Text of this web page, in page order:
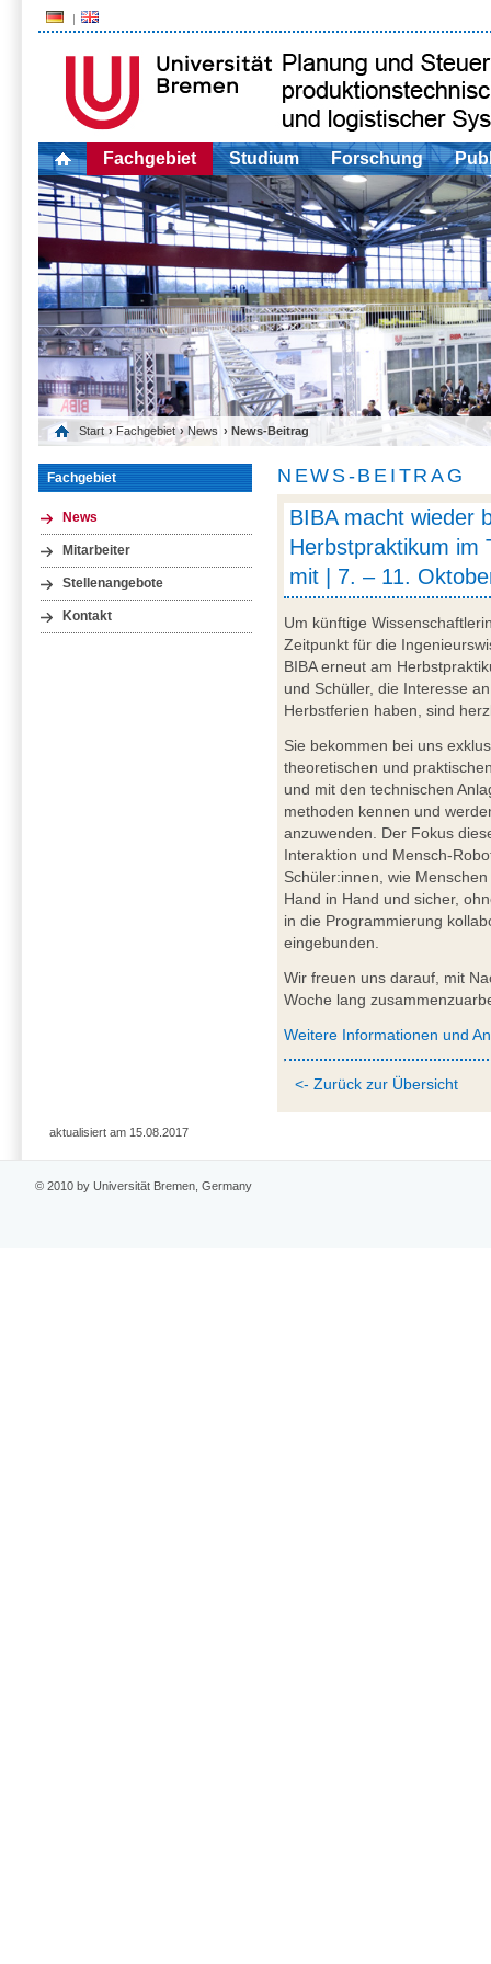
Fachgebiet Studium Forschung
Start › Fachgebiet › News › News-Beitrag
Fachgebiet
News
Mitarbeiter
Stellenangebote
Kontakt
NEWS-BEITRAG
BIBA macht wieder
Herbstpraktikum im
mit | 7. – 11.
Um künftige
Zeitpunkt für die
BIBA erneut am
und Schüller, die Interesse
Herbstferien haben, sind
Sie bekommen bei uns
theoretischen und
und mit den technischen
methoden kennen und
anzuwenden. Der Fokus
Interaktion und Mensch-
Schüler:innen, wie
Hand in Hand und sicher,
in die Programmierung
eingebunden.
Wir freuen uns darauf, mit
Woche lang
Weitere Informationen und
<- Zurück zur Übersicht
aktualisiert am 15.08.2017
© 2010 by Universität Bremen, Germany